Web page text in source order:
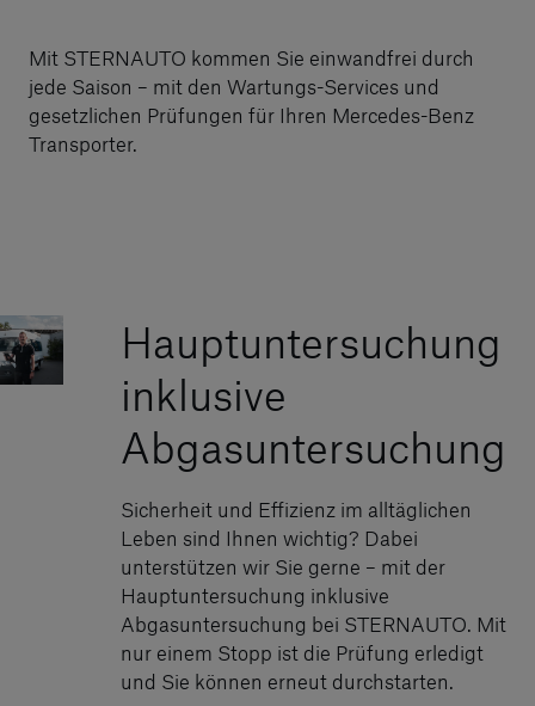
Mit STERNAUTO kommen Sie einwandfrei durch
jede Saison – mit den Wartungs-Services und
gesetzlichen Prüfungen für Ihren Mercedes-Benz
Transporter.
Hauptuntersuchung
inklusive
Abgasuntersuchung
Sicherheit und Effizienz im alltäglichen
Leben sind Ihnen wichtig? Dabei
unterstützen wir Sie gerne – mit der
Hauptuntersuchung inklusive
Abgasuntersuchung bei STERNAUTO. Mit
nur einem Stopp ist die Prüfung erledigt
und Sie können erneut durchstarten.